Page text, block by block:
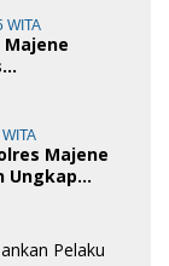
WITA
Majene
Majene
Ungkap